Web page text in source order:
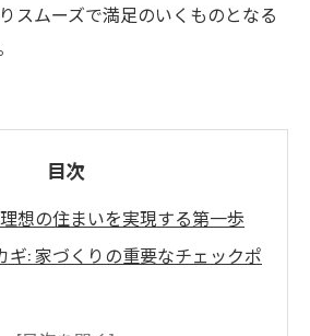
スムーズで満足のいくものとなる
目次
想の住まいを実現する第一歩
ギ: 家づくりの重要なチェックポ
い方: 限られた資金で理想を追い